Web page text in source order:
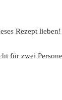
Rezept
für zwei